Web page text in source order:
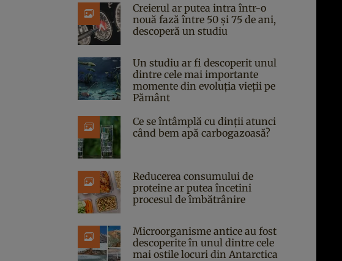
Creierul ar putea intra într-o
nouă fază între 50 și 75 de ani,
descoperă un studiu
Un studiu ar fi descoperit unul
dintre cele mai importante
momente din evoluția vieții pe
Pământ
Ce se întâmplă cu dinții atunci
când bem apă carbogazoasă?
Reducerea consumului de
proteine ar putea încetini
procesul de îmbătrânire
Microorganisme antice au fost
descoperite în unul dintre cele
mai ostile locuri din Antarctica